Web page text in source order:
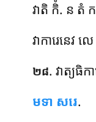
វាតិ កិំ. ន តំ ក
វាការេនេវ
២៨. វាត្យធិក
មទា សរេ.